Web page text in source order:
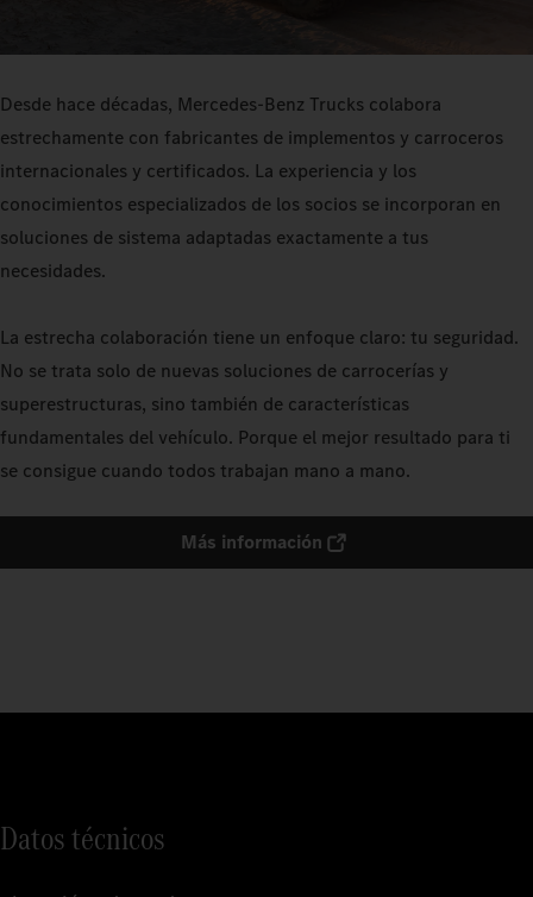
Desde hace décadas, Mercedes-Benz Trucks colabora
estrechamente con fabricantes de implementos y carroceros
internacionales y certificados. La experiencia y los
conocimientos especializados de los socios se incorporan en
soluciones de sistema adaptadas exactamente a tus
necesidades.
La estrecha colaboración tiene un enfoque claro: tu seguridad.
No se trata solo de nuevas soluciones de carrocerías y
superestructuras, sino también de características
fundamentales del vehículo. Porque el mejor resultado para ti
se consigue cuando todos trabajan mano a mano.
Más información
Datos técnicos